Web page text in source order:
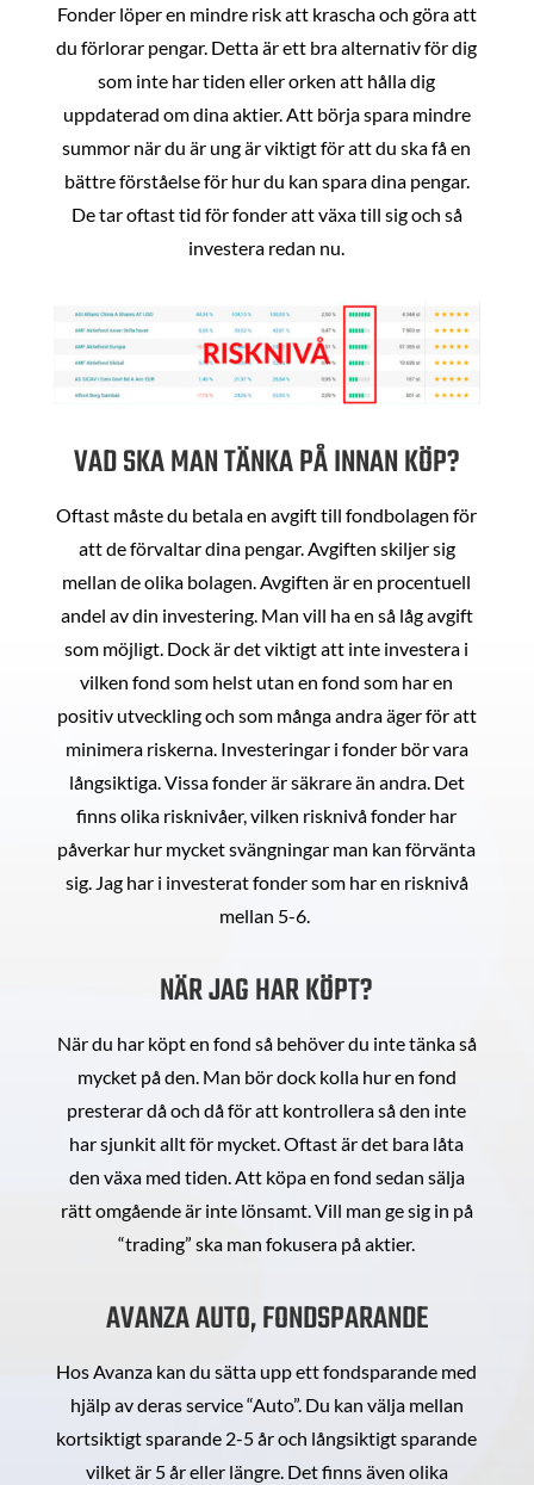
Fonder löper en mindre risk att krascha och göra att
du förlorar pengar. Detta är ett bra alternativ för dig
som inte har tiden eller orken att hålla dig
uppdaterad om dina aktier. Att börja spara mindre
summor när du är ung är viktigt för att du ska få en
bättre förståelse för hur du kan spara dina pengar.
De tar oftast tid för fonder att växa till sig och så
investera redan nu.
VAD SKA MAN TÄNKA PÅ INNAN KÖP?
Oftast måste du betala en avgift till fondbolagen för
att de förvaltar dina pengar. Avgiften skiljer sig
mellan de olika bolagen. Avgiften är en procentuell
andel av din investering. Man vill ha en så låg avgift
som möjligt. Dock är det viktigt att inte investera i
vilken fond som helst utan en fond som har en
positiv utveckling och som många andra äger för att
minimera riskerna. Investeringar i fonder bör vara
långsiktiga. Vissa fonder är säkrare än andra. Det
finns olika risknivåer, vilken risknivå fonder har
påverkar hur mycket svängningar man kan förvänta
sig. Jag har i investerat fonder som har en risknivå
mellan 5-6.
NÄR JAG HAR KÖPT?
När du har köpt en fond så behöver du inte tänka så
mycket på den. Man bör dock kolla hur en fond
presterar då och då för att kontrollera så den inte
har sjunkit allt för mycket. Oftast är det bara låta
den växa med tiden. Att köpa en fond sedan sälja
rätt omgående är inte lönsamt. Vill man ge sig in på
“trading” ska man fokusera på aktier.
AVANZA AUTO, FONDSPARANDE
Hos Avanza kan du sätta upp ett fondsparande med
hjälp av deras service “Auto”. Du kan välja mellan
kortsiktigt sparande 2-5 år och långsiktigt sparande
vilket är 5 år eller längre. Det finns även olika